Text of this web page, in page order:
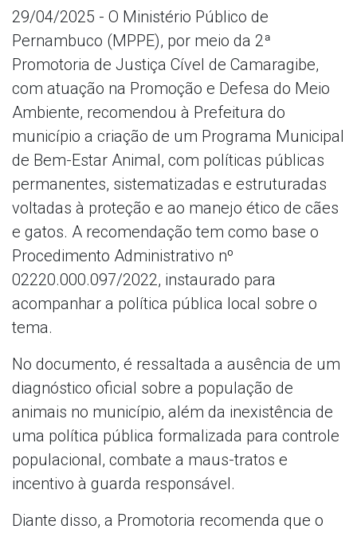
29/04/2025 - O Ministério Público de
Pernambuco (MPPE), por meio da 2ª
Promotoria de Justiça Cível de Camaragibe,
com atuação na Promoção e Defesa do Meio
Ambiente, recomendou à Prefeitura do
município a criação de um Programa Municipal
de Bem-Estar Animal, com políticas públicas
permanentes, sistematizadas e estruturadas
voltadas à proteção e ao manejo ético de cães
e gatos. A recomendação tem como base o
Procedimento Administrativo nº
02220.000.097/2022, instaurado para
acompanhar a política pública local sobre o
tema.
No documento, é ressaltada a ausência de um
diagnóstico oficial sobre a população de
animais no município, além da inexistência de
uma política pública formalizada para controle
populacional, combate a maus-tratos e
incentivo à guarda responsável.
Diante disso, a Promotoria recomenda que o